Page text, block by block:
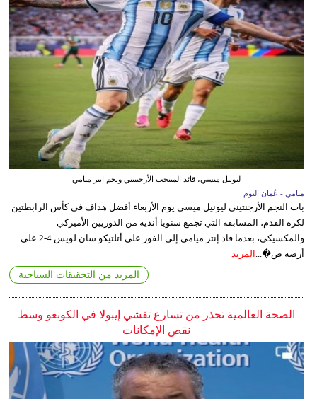
ليونيل ميسي، قائد المنتخب الأرجنتيني ونجم انتر ميامي
ميامي - عُمان اليوم
بات النجم الأرجنتيني ليونيل ميسي يوم الأربعاء أفضل هداف في كأس الرابطتين
لكرة القدم، المسابقة التي تجمع سنويا أندية من الدوريين الأميركي
والمكسيكي، بعدما قاد إنتر ميامي إلى الفوز على أتلتيكو سان لويس 4-2 على
أرضه ض�... المزيد
المزيد من التحقيقات السياحية
الصحة العالمية تحذر من تسارع تفشي إيبولا في الكونغو وسط
نقص الإمكانات